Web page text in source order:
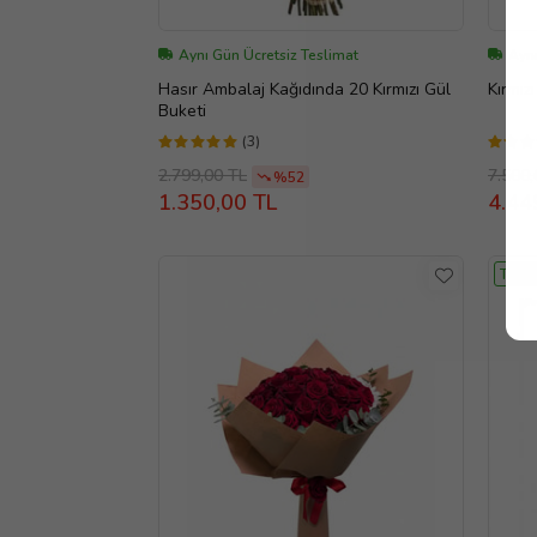
Aynı Gün Ücretsiz Teslimat
Hasır Ambalaj Kağıdında 20 Kırmızı Gül
Buketi
(3)
2.799,00 TL %52
1.350,00 TL